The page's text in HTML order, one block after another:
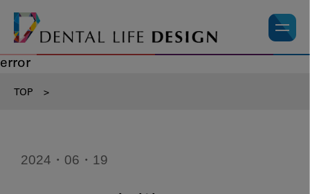
error
TOP >
2024・06・19